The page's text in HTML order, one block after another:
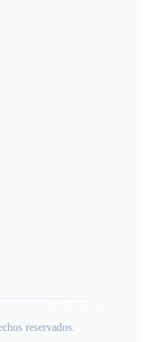
reservados.